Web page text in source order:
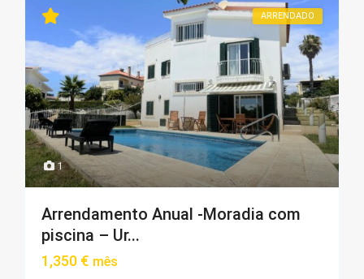
1
ARRENDADO
Arrendamento Anual -Moradia com
piscina – Ur...
1,350 € mês